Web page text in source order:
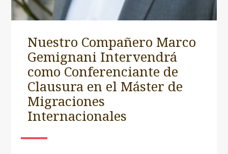
Nuestro Compañero Marco
Gemignani Intervendrá
como Conferenciante de
Clausura en el Máster de
Migraciones
Internacionales